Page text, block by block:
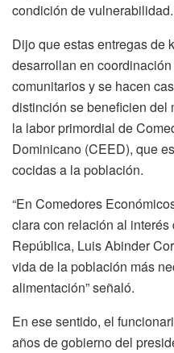
condición de vulnerabilidad.
Dijo que estas entregas de
desarrollan en
comunitarios y se hacen
distinción se beneficien del
la labor primordial de
Dominicano (CEED), que
cocidas a la población.
“En Comedores
clara con relación al
República, Luis Abinder
vida de la población más
alimentación” señaló.
En ese sentido, el
años de gobierno del